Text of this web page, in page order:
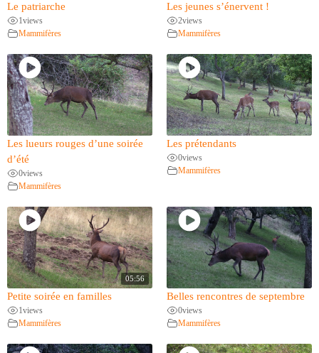
Le patriarche
1views
Mammifères
Les jeunes s’énervent !
2views
Mammifères
Les lueurs rouges d’une soirée
d’été
0views
Mammifères
Les prétendants
0views
Mammifères
05:56
Petite soirée en familles
1views
Mammifères
Belles rencontres de septembre
0views
Mammifères